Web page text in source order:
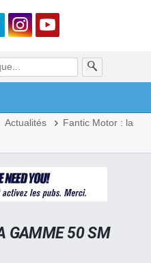
Actualités
Fantic Motor : la
GAMME 50 SM